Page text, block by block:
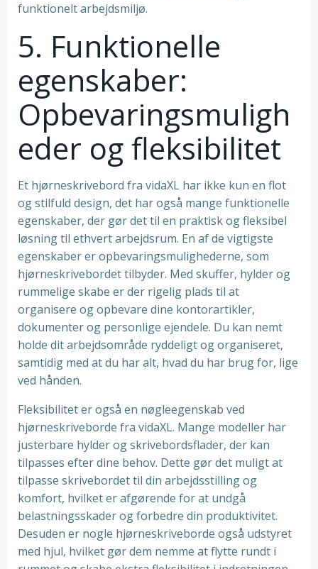
funktionelt arbejdsmiljø.
5. Funktionelle
egenskaber:
Opbevaringsmuligh
eder og fleksibilitet
Et hjørneskrivebord fra vidaXL har ikke kun en flot
og stilfuld design, det har også mange funktionelle
egenskaber, der gør det til en praktisk og fleksibel
løsning til ethvert arbejdsrum. En af de vigtigste
egenskaber er opbevaringsmulighederne, som
hjørneskrivebordet tilbyder. Med skuffer, hylder og
rummelige skabe er der rigelig plads til at
organisere og opbevare dine kontorartikler,
dokumenter og personlige ejendele. Du kan nemt
holde dit arbejdsområde ryddeligt og organiseret,
samtidig med at du har alt, hvad du har brug for, lige
ved hånden.
Fleksibilitet er også en nøgleegenskab ved
hjørneskriveborde fra vidaXL. Mange modeller har
justerbare hylder og skrivebordsflader, der kan
tilpasses efter dine behov. Dette gør det muligt at
tilpasse skrivebordet til din arbejdsstilling og
komfort, hvilket er afgørende for at undgå
belastningsskader og forbedre din produktivitet.
Desuden er nogle hjørneskriveborde også udstyret
med hjul, hvilket gør dem nemme at flytte rundt i